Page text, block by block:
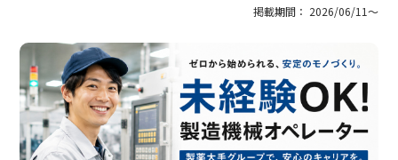
掲載期間： 2026/06/11〜